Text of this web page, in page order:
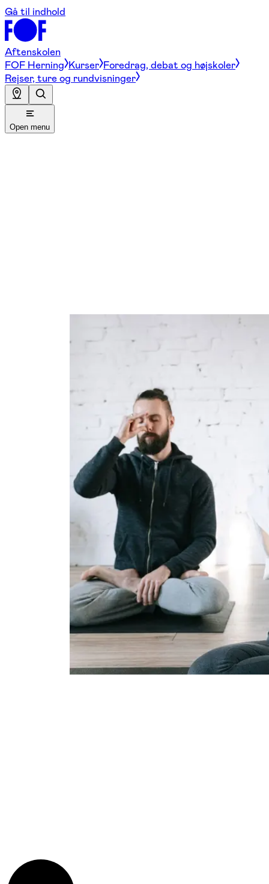
Gå til indhold
Aftenskolen
FOF Herning Kurser Foredrag, debat og højskoler
Rejser, ture og rundvisninger
Open menu